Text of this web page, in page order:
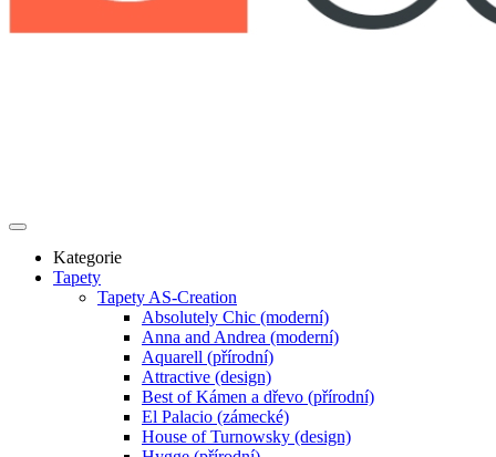
Kategorie
Tapety
Tapety AS-Creation
Absolutely Chic (moderní)
Anna and Andrea (moderní)
Aquarell (přírodní)
Attractive (design)
Best of Kámen a dřevo (přírodní)
El Palacio (zámecké)
House of Turnowsky (design)